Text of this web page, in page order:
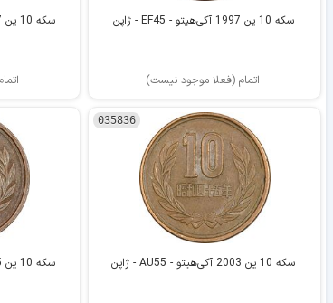
سکه 10 ین 1997 آکی‌هیتو - EF45 - ژاپن
اتمام (فعلا موجود نیست)
سکه 10 ین 1997 آکی‌هیتو - MS61 - ژاپن
035836
سکه 10 ین 2003 آکی‌هیتو - AU55 - ژاپن سکه 10 ین 2005 آکی‌هیتو - AU55 - ژاپن